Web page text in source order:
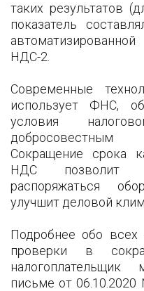
таких результатов
показатель
НДС-2.
Современные
использует ФНС,
условия
добросовестным
Сокращение срока
НДС позволит
распоряжаться
улучшит деловой
Подробнее обо всех
проверки в
письме от